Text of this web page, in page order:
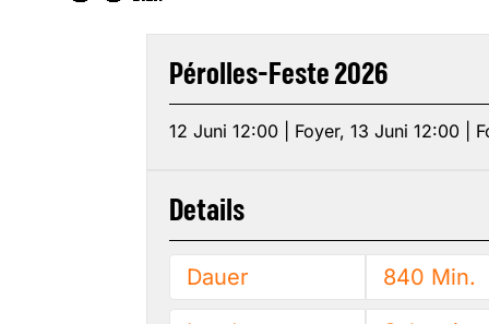
Pérolles-Feste 2026
12 Juni 12:00 | Foyer, 13 Juni 12:00 |
Details
Dauer 840 Min.